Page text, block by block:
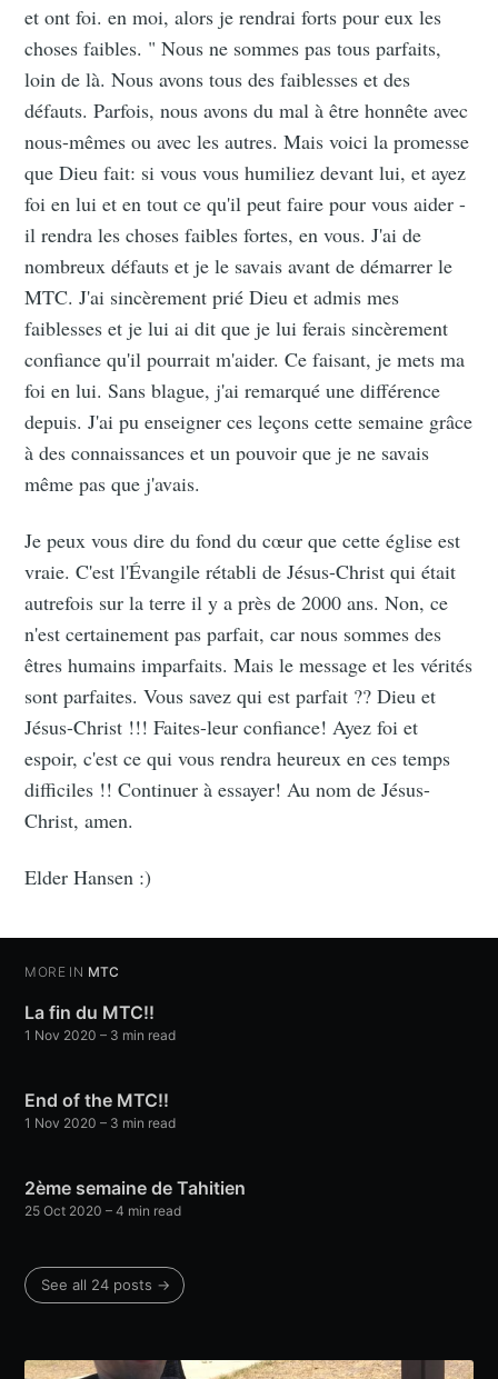
et ont foi. en moi, alors je rendrai forts pour eux les
choses faibles. " Nous ne sommes pas tous parfaits,
loin de là. Nous avons tous des faiblesses et des
défauts. Parfois, nous avons du mal à être honnête avec
nous-mêmes ou avec les autres. Mais voici la promesse
que Dieu fait: si vous vous humiliez devant lui, et ayez
foi en lui et en tout ce qu'il peut faire pour vous aider -
il rendra les choses faibles fortes, en vous. J'ai de
nombreux défauts et je le savais avant de démarrer le
MTC. J'ai sincèrement prié Dieu et admis mes
faiblesses et je lui ai dit que je lui ferais sincèrement
confiance qu'il pourrait m'aider. Ce faisant, je mets ma
foi en lui. Sans blague, j'ai remarqué une différence
depuis. J'ai pu enseigner ces leçons cette semaine grâce
à des connaissances et un pouvoir que je ne savais
même pas que j'avais.
Je peux vous dire du fond du cœur que cette église est
vraie. C'est l'Évangile rétabli de Jésus-Christ qui était
autrefois sur la terre il y a près de 2000 ans. Non, ce
n'est certainement pas parfait, car nous sommes des
êtres humains imparfaits. Mais le message et les vérités
sont parfaites. Vous savez qui est parfait ?? Dieu et
Jésus-Christ !!! Faites-leur confiance! Ayez foi et
espoir, c'est ce qui vous rendra heureux en ces temps
difficiles !! Continuer à essayer! Au nom de Jésus-
Christ, amen.
Elder Hansen :)
MORE IN MTC
La fin du MTC!!
1 Nov 2020 – 3 min read
End of the MTC!!
1 Nov 2020 – 3 min read
2ème semaine de Tahitien
25 Oct 2020 – 4 min read
See all 24 posts →